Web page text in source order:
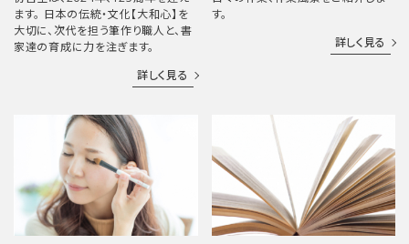
ます。 日本の伝統・文化【大和心】を
大切に、次代を担う筆作り職人と、書
家達の育成に力を注ぎます。
詳しく見る
す。
詳しく見る